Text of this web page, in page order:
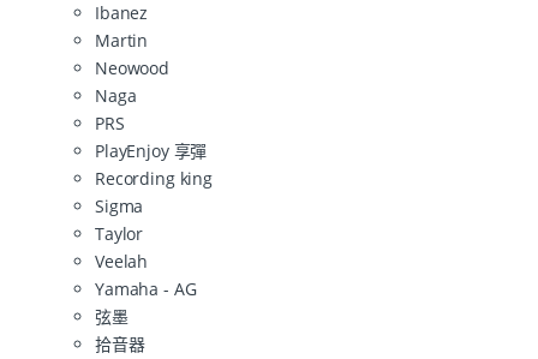
Ibanez
Martin
Neowood
Naga
PRS
PlayEnjoy 享彈
Recording king
Sigma
Taylor
Veelah
Yamaha - AG
弦墨
拾音器